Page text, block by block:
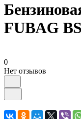
FUBAG
0
Нет отзывов